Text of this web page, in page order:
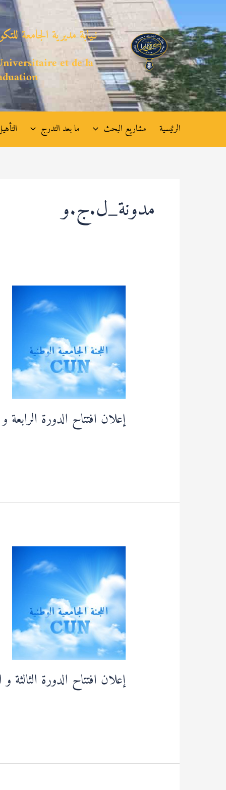
المحتوى
نـيابة مديرية الجامعة
et de la
الرئيسية مشاريع البحث ما بعد التدرج
مدونة_ل.ج.و
إعلان افتتاح الدورة الرابعة و الخمسون (54)
إعلان
افتتاح
الدورة
الرابعة
و
الخمسون
(54)
لللجنة
الجامعية
إعلان افتتاح الدورة الثالثة و الخمسون (53)
إعلان
افتتاح
الدورة
الثالثة
و
الخمسون
(53)
لللجنة
الجامعية